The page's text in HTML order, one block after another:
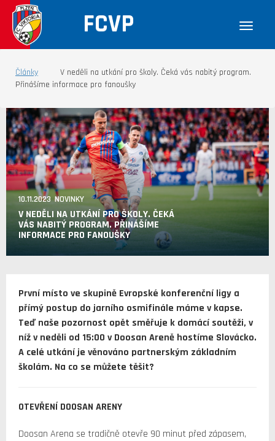
FCVP
Články
V neděli na utkání pro školy. Čeká vás nabitý program.
Přinášíme informace pro fanoušky
10.11.2023 NOVINKY
V NEDĚLI NA UTKÁNÍ PRO ŠKOLY. ČEKÁ
VÁS NABITÝ PROGRAM. PŘINÁŠÍME
INFORMACE PRO FANOUŠKY
První místo ve skupině Evropské konferenční ligy a
přímý postup do jarního osmifinále máme v kapse.
Teď naše pozornost opět směřuje k domácí soutěži, v
níž v neděli od 15:00 v Doosan Areně hostíme Slovácko.
A celé utkání je věnováno partnerským základním
školám. Na co se můžete těšit?
OTEVŘENÍ DOOSAN ARENY
Doosan Arena se tradičně otevře 90 minut před zápasem,